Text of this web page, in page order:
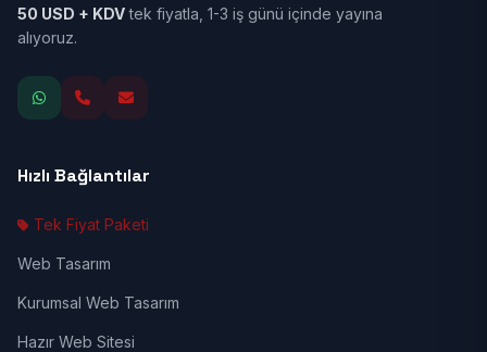
50 USD + KDVtek fiyatla, 1-3 iş günü içinde yayına
alıyoruz.
Hızlı Bağlantılar
Tek Fiyat Paketi
Web Tasarım
Kurumsal Web Tasarım
Hazır Web Sitesi